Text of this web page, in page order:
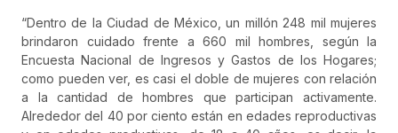
“Dentro de la Ciudad de México, un millón 248 mil mujeres
brindaron cuidado frente a 660 mil hombres, según la
Encuesta Nacional de Ingresos y Gastos de los Hogares;
como pueden ver, es casi el doble de mujeres con relación
a la cantidad de hombres que participan activamente.
Alrededor del 40 por ciento están en edades reproductivas